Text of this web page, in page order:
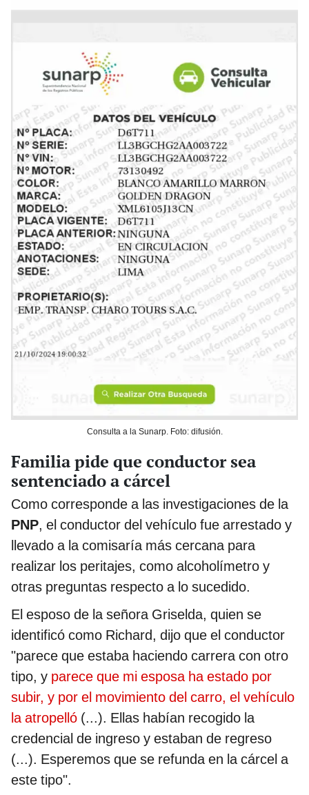
Consulta a la Sunarp. Foto: difusión.
Familia pide que conductor sea
sentenciado a cárcel
Como corresponde a las investigaciones de la
PNP, el conductor del vehículo fue arrestado y
llevado a la comisaría más cercana para
realizar los peritajes, como alcoholímetro y
otras preguntas respecto a lo sucedido.
El esposo de la señora Griselda, quien se
identificó como Richard, dijo que el conductor
"parece que estaba haciendo carrera con otro
tipo, y parece que mi esposa ha estado por
subir, y por el movimiento del carro, el vehículo
la atropelló (...). Ellas habían recogido la
credencial de ingreso y estaban de regreso
(...). Esperemos que se refunda en la cárcel a
este tipo".